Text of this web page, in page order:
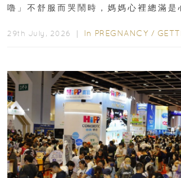
嚕」不舒服而哭鬧時，媽媽心裡總滿是
29th July, 2026 ｜ In PREGNANCY /